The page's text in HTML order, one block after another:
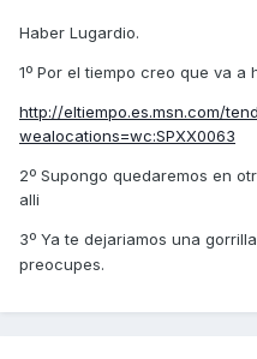
Haber Lugardio.
1º Por el tiempo creo que va a
http://eltiempo.es.msn.com/
wealocations=wc:SPXX0063
2º Supongo quedaremos en
alli
3º Ya te dejariamos una gorrilla
preocupes.